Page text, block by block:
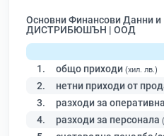
Основни Финансови Данни
ДИСТРИБЮШЪН | ООД
1. общо приходи (хил. лв.)
2. нетни приходи от
3. разходи за
4. разходи за персонала